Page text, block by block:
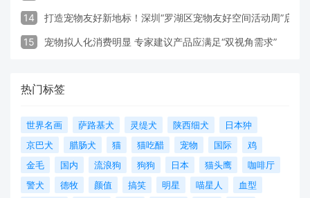
14 打造宠物友好新地标！深圳“罗湖区宠物友好空间活动周”启动
15 宠物拟人化消费明显 专家建议产品应满足“双视角需求”
热门标签
世界名画 萨路基犬 灵缇犬 陕西细犬
日本狆
京巴犬
腊肠犬 猫 猫吃醋 宠物 国际
鸡
金毛
国内 流浪狗 狗狗 日本 猫头鹰
咖啡厅
警犬
德牧 颜值 搞笑 明星 喵星人
血型